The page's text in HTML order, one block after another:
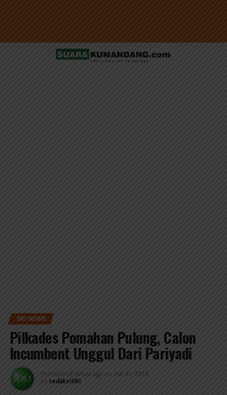
SKI NEWS
Pilkades Pomahan Pulung, Calon
Incumbent Unggul Dari Pariyadi
Published 8 tahun ago on Juli 31, 2018
By redaksiSKI